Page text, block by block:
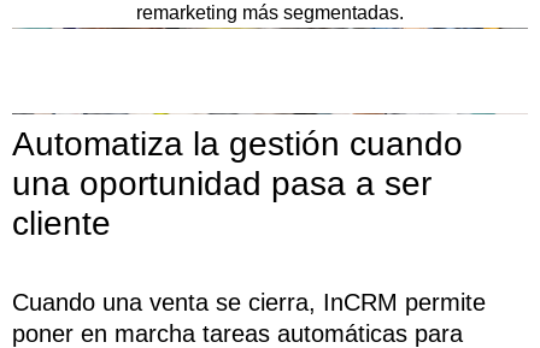
remarketing más segmentadas.
Automatiza la gestión cuando
una oportunidad pasa a ser
cliente
Cuando una venta se cierra, InCRM permite
poner en marcha tareas automáticas para